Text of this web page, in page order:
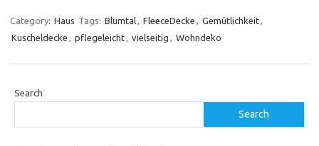
Category: Haus Tags: Blumtal, FleeceDecke , Gemütlichkeit,
Kuscheldecke , pflegeleicht, vielseitig , Wohndeko
Search
Search